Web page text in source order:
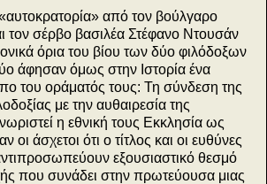
από τον βούλγαρο
τον σέρβο βασιλέα Στέφανο Ντουσάν
όρια του βίου των δύο φιλόδοξων
άφησαν όμως στην Ιστορία ένα
του οράματός τους: Τη σύνδεση της
με την αυθαιρεσία της
η εθνική τους Εκκλησία ως
οι άσχετοι ότι ο τίτλος και οι ευθύνες
εξουσιαστικό θεσμό
που συνάδει στην πρωτεύουσα μιας